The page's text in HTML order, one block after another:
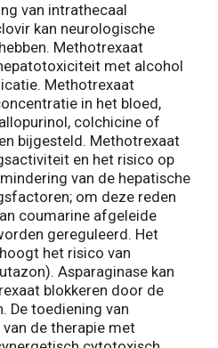
van intrathecaal
kan neurologische
Methotrexaat
met alcohol
Methotrexaat
in het bloed,
colchicine of
bijgesteld. Methotrexaat
en het risico op
van de hepatische
om deze reden
coumarine afgeleide
gereguleerd. Het
het risico van
Asparaginase kan
blokkeren door de
De toediening van
de therapie met